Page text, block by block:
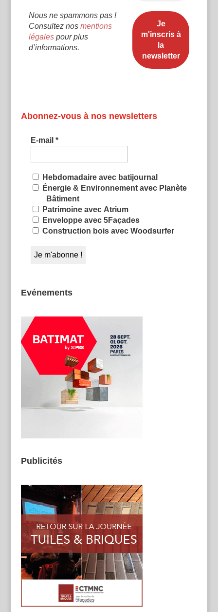
Nous ne spammons pas !
Consultez nos mentions
légalespour plus
d’informations.
Abonnez-vous à nos newsletters
E-mail *
Hebdomadaire avec batijournal
Énergie & Environnement avec Planète
Bâtiment
Patrimoine avec Atrium
Enveloppe avec 5Façades
Construction bois avec Woodsurfer
Evénements
Publicités